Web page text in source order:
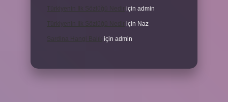
için admin
için Naz
için admin